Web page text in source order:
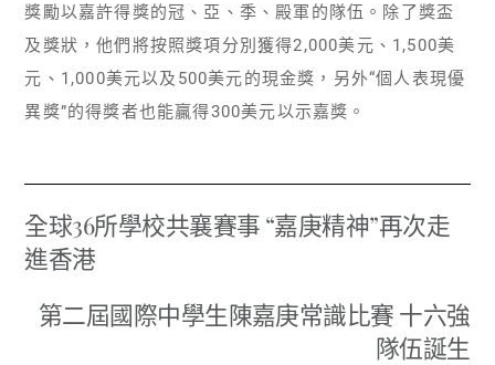
獎勵以嘉許得獎的冠、亞、季、殿軍的隊伍。除了獎盃
及獎狀，他們將按照獎項分別獲得2,000美元、1,500美
元、1,000美元以及500美元的現金獎，另外“個人表現優
異獎”的得獎者也能贏得300美元以示嘉獎。
全球36所學校共襄賽事 “嘉庚精神”再次走
進香港
第二屆國際中學生陳嘉庚常識比賽 十六強
隊伍誕生